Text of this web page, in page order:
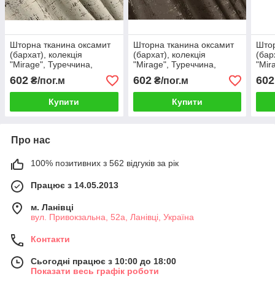
Шторна тканина оксамит
(бархат), колекція
"Mirage", Туреччина,
висота 2,8м. Колір
бежевий. Код 2032ш
602 ₴/пог.м
Купити
Шторна тканина оксамит
(бархат), колекція
"Mirage", Туреччина,
висота 2,8м. Колір
шоколадний. Код 2034ш
602₴/пог.м
Купити
602
Про нас
100% позитивних з 562 відгуків за рік
Працює з 14.05.2013
м. Ланівці
вул. Привокзальна, 52а, Ланівці, Україна
Контакти
Сьогодні працює з 10:00 до 18:00
Показати весь графік роботи